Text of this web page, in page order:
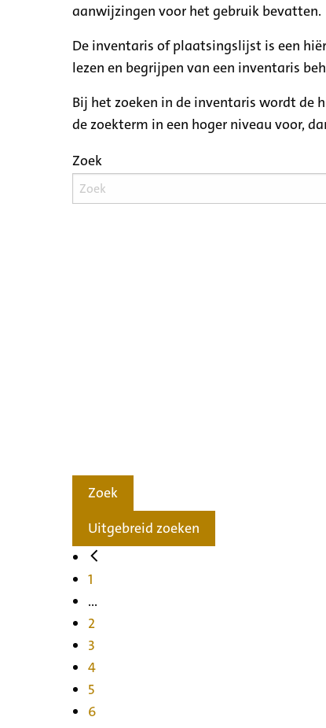
aanwijzingen voor het gebruik bevatten.
De inventaris of plaatsingslijst is een
lezen en begrijpen van een inventaris
Bij het zoeken in de inventaris wordt de
de zoekterm in een hoger niveau voor,
Zoek
Zoek
Uitgebreid zoeken
1
...
2
3
4
5
6